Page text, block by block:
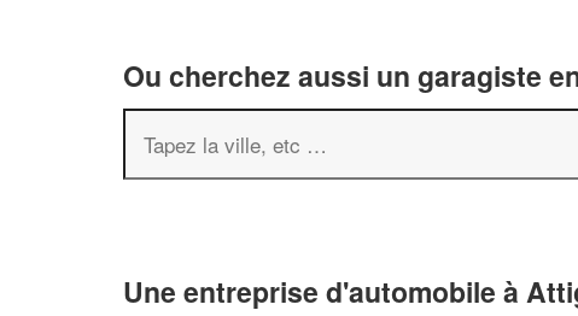
Ou cherchez aussi un garagiste
Une entreprise d'automobile à